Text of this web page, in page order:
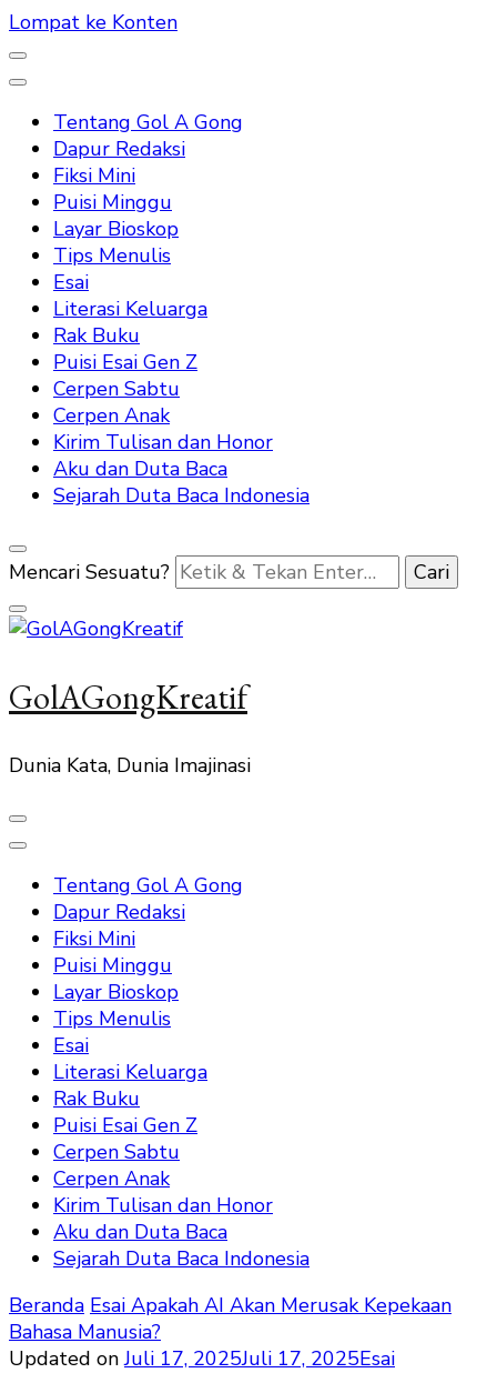
Lompat ke Konten
Tentang Gol A Gong
Dapur Redaksi
Fiksi Mini
Puisi Minggu
Layar Bioskop
Tips Menulis
Esai
Literasi Keluarga
Rak Buku
Puisi Esai Gen Z
Cerpen Sabtu
Cerpen Anak
Kirim Tulisan dan Honor
Aku dan Duta Baca
Sejarah Duta Baca Indonesia
Mencari Sesuatu?
GolAGongKreatif
Dunia Kata, Dunia Imajinasi
Tentang Gol A Gong
Dapur Redaksi
Fiksi Mini
Puisi Minggu
Layar Bioskop
Tips Menulis
Esai
Literasi Keluarga
Rak Buku
Puisi Esai Gen Z
Cerpen Sabtu
Cerpen Anak
Kirim Tulisan dan Honor
Aku dan Duta Baca
Sejarah Duta Baca Indonesia
Beranda Esai Apakah AI Akan Merusak Kepekaan
Bahasa Manusia?
Updated onJuli 17, 2025Juli 17, 2025Esai